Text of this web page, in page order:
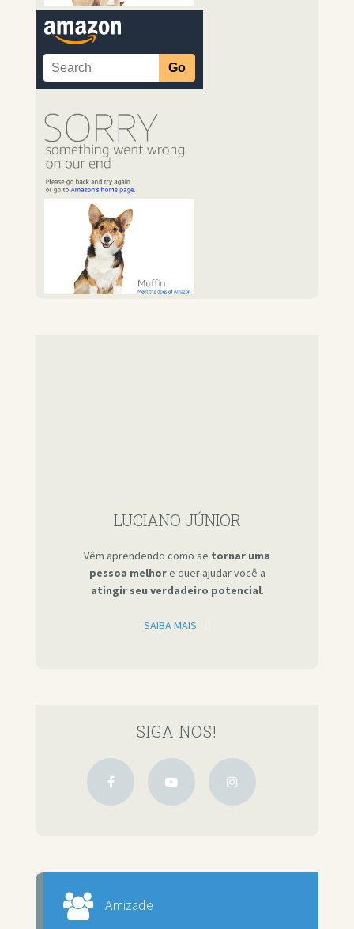
LUCIANO JÚNIOR
Vêm aprendendo como se tornar uma
pessoa melhore quer ajudar você a
atingir seu verdadeiro potencial.
SAIBA MAIS
SIGA NOS!
Amizade